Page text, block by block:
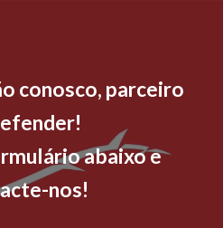
conosco, parceiro
abaixo e
nos!